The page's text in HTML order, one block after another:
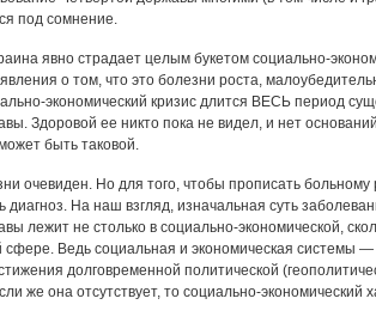
под сомнение.
явно страдает целым букетом социально-
о том, что это болезни роста,
экономический кризис длится ВЕСЬ период
Здоровой ее никто пока не видел, и нет
быть таковой.
очевиден. Но для того, чтобы прописать больному
диагноз. На наш взгляд, изначальная суть
лежит не столько в социально-экономической,
сфере. Ведь социальная и экономическая системы —
долговременной политической
же она отсутствует, то социально-экономический